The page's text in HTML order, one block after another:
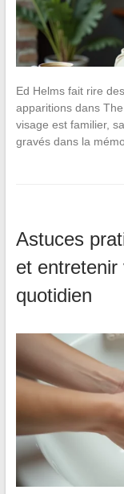
Ed Helms fait rire
apparitions dans
visage est familier,
gravés dans la
Astuces
et entretenir
quotidien